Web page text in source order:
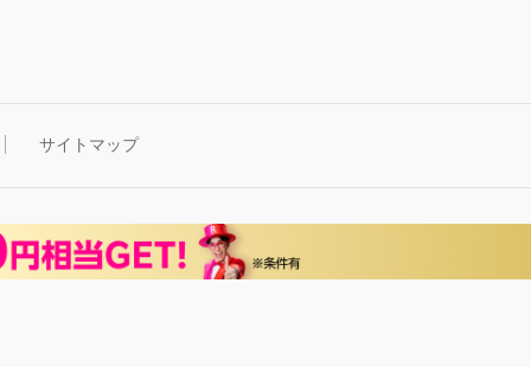
サイトマップ